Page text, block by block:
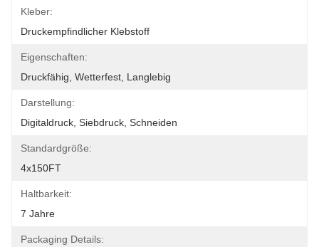
Kleber:
Druckempfindlicher Klebstoff
Eigenschaften:
Druckfähig, Wetterfest, Langlebig
Darstellung:
Digitaldruck, Siebdruck, Schneiden
Standardgröße:
4x150FT
Haltbarkeit:
7 Jahre
Packaging Details: